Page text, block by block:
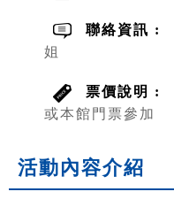
聯絡資訊 :
姐
票價說明 :
或本館門票參加
活動內容介紹